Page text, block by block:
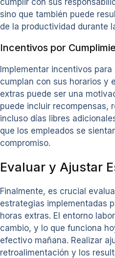
sino que también puede
de la productividad durante
Incentivos por
Implementar incentivos para
cumplan con sus horarios y
extras puede ser una
puede incluir recompensas,
incluso días libres
que los empleados se
compromiso.
Evaluar y Ajustar
Finalmente, es crucial
estrategias implementadas
horas extras. El entorno
cambio, y lo que funciona
efectivo mañana. Realizar
retroalimentación y los